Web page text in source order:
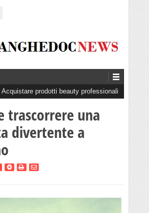
Acquistare prodotti beauty professionali
senza minimo d’ordine: perché è un
trascorrere una
divertente a